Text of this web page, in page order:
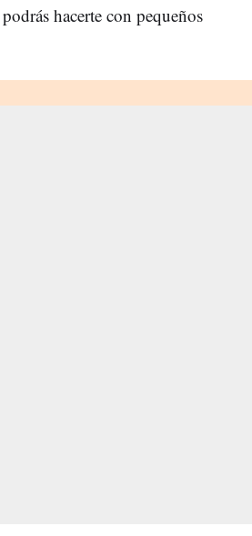
hacerte con pequeños